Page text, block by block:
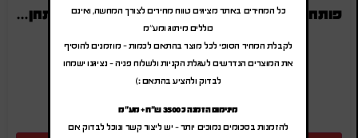
פותחן בקבוקים משולב מגנט הנצמד למקרר
7.20
-
(לפני מע"מ)
מחזיק מפתחות פותחן בצורת בקבוק
-
4.00
(לפני מע"מ)
כל המחירים באתר מציגים טווח מחירים לצורך המחשה, ואינם
כוללים מיתוג ומע"מ
לקבלת המחיר הסופי לכל מוצר בהתאם לכמות – מוזמנים להוסיף
את המוצרים הנדרשים לעגלת הקניות ולשלוח פניה – נציגנו ישמחו
לבדוק ולהציע בהתאם :)
מינימום הזמנה כ 3500 ש"ח + מע"מ
להזמנות בסכומים נמוכים יותר – יש ליצור קשר ונוכל לבדוק אם